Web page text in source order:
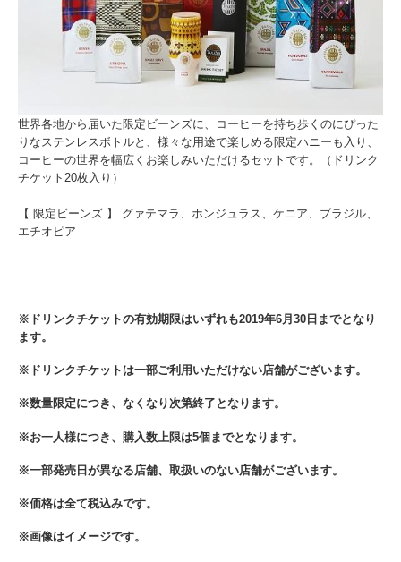
世界各地から届いた限定ビーンズに、コーヒーを持ち歩くのにぴった
りなステンレスボトルと、様々な用途で楽しめる限定ハニーも入り、
コーヒーの世界を幅広くお楽しみいただけるセットです。（ドリンク
チケット20枚入り）
【 限定ビーンズ 】 グァテマラ、ホンジュラス、ケニア、ブラジル、
エチオピア
※ドリンクチケットの有効期限はいずれも2019年6月30日までとなり
ます。
※ドリンクチケットは一部ご利用いただけない店舗がございます。
※数量限定につき、なくなり次第終了となります。
※お一人様につき、購入数上限は5個までとなります。
※一部発売日が異なる店舗、取扱いのない店舗がございます。
※価格は全て税込みです。
※画像はイメージです。